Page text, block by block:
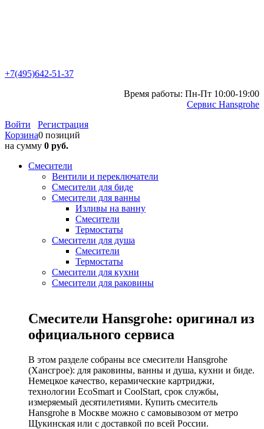
+7(495)642-51-37
Время работы: Пн-Пт 10:00-19:00
Сервис Hansgrohe
Войти
Регистрация
Корзина0 позиций
на сумму 0 руб.
Смесители
Вентили и переключатели
Смесители для биде
Смесители для ванны
Изливы на ванну
Смесители
Термостаты
Смесители для душа
Смесители
Термостаты
Смесители для кухни
Смесители для раковины
Смесители Hansgrohe: оригинал из
официального сервиса
В этом разделе собраны все смесители Hansgrohe
(Хансгрое): для раковины, ванны и душа, кухни и биде.
Немецкое качество, керамические картриджи,
технологии EcoSmart и CoolStart, срок службы,
измеряемый десятилетиями. Купить смеситель
Hansgrohe в Москве можно с самовывозом от метро
Щукинская или с доставкой по всей России.